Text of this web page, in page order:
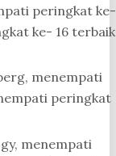
peringkat ke-
ke- 16 terbaik
menempati
peringkat
menempati